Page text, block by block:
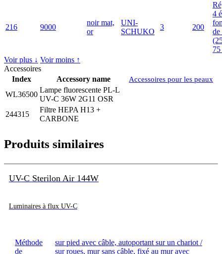
216 9000
noir mat,
or
UNI-
SCHUKO
3 200
4
de
Voir plus ↓ Voir moins ↑
Accessoires
Accessoires pour les peaux
Index
Accessory name
WL36500
Lampe fluorescente PL-L
UV-C 36W 2G11 OSR
244315
Filtre HEPA H13 +
CARBONE
Produits similaires
UV-C Sterilon Air 144W
Luminaires à flux UV-C
Méthode
de
sur pied avec câble, autoportant sur un chariot /
sur roues, mur sans câble, fixé au mur avec